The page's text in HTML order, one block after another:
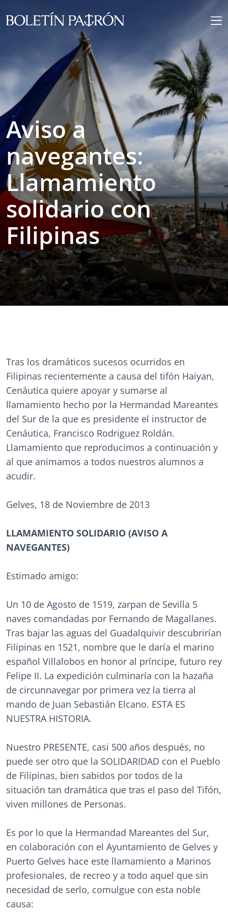
Aviso a
navegantes:
Llamamiento
solidario con
Filipinas
Tras los dramáticos sucesos ocurridos en
Filipinas recientemente a causa del tifón Haiyan,
Cenáutica quiere apoyar y sumarse al
llamamiento hecho por la Hermandad Mareantes
del Sur de la que es presidente el instructor de
Cenáutica, Francisco Rodriguez Roldán.
Llamamiento que reproducimos a continuación y
al que animamos a todos nuestros alumnos a
acudir.
Gelves, 18 de Noviembre de 2013
LLAMAMIENTO SOLIDARIO (AVISO A
NAVEGANTES)
Estimado amigo:
Un 10 de Agosto de 1519, zarpan de Sevilla 5
naves comandadas por Fernando de Magallanes.
Tras bajar las aguas del Guadalquivir descubrirían
Filipinas en 1521, nombre que le daría el marino
español Villalobos en honor al príncipe, futuro rey
Felipe II. La expedición culminaría con la hazaña
de circunnavegar por primera vez la tierra al
mando de Juan Sebastián Elcano. ESTA ES
NUESTRA HISTORIA.
Nuestro PRESENTE, casi 500 años después, no
puede ser otro que la SOLIDARIDAD con el Pueblo
de Filipinas, bien sabidos por todos de la
situación tan dramática que tras el paso del Tifón,
viven millones de Personas.
Es por lo que la Hermandad Mareantes del Sur,
en colaboración con el Ayuntamiento de Gelves y
Puerto Gelves hace este llamamiento a Marinos
profesionales, de recreo y a todo aquel que sin
necesidad de serlo, comulgue con esta noble
causa: